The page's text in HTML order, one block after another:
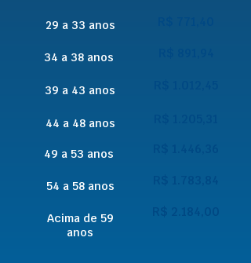
29 a 33 anos
34 a 38 anos
39 a 43 anos
44 a 48 anos
49 a 53 anos
54 a 58 anos
Acima de 59
anos